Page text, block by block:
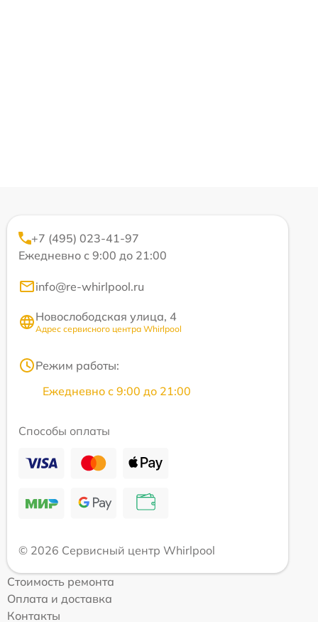
+7 (495) 023-41-97
Ежедневно с 9:00 до 21:00
info@re-whirlpool.ru
Новослободская улица, 4
Адрес сервисного центра Whirlpool
Режим работы:
Ежедневно с 9:00 до 21:00
Способы оплаты
© 2026 Сервисный центр Whirlpool
Стоимость ремонта
Оплата и доставка
Контакты